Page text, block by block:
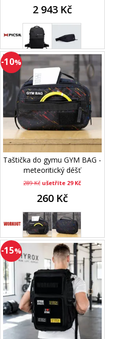
2 943 Kč
-10%
Taštička do gymu GYM BAG -
meteoritický déšť
289 Kč ušetříte 29 Kč
260 Kč
-15%